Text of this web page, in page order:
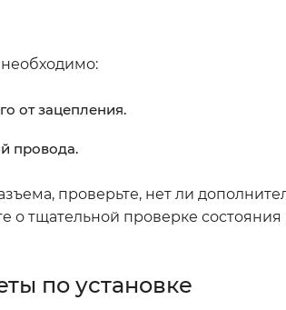
от зацепления.
провода.
проверьте, нет ли
тщательной проверке состояния
по установке